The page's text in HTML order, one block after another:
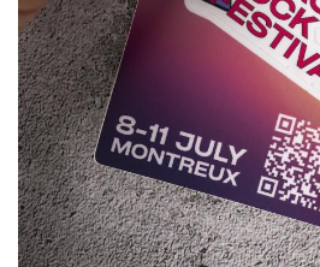
October 14, 2025 | Veröffentlicht inClients